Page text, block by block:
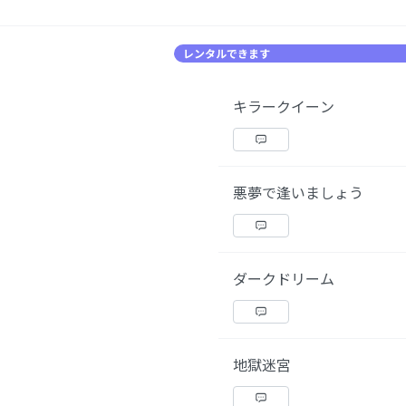
レンタルできます
キラークイーン
悪夢で逢いましょう
ダークドリーム
地獄迷宮